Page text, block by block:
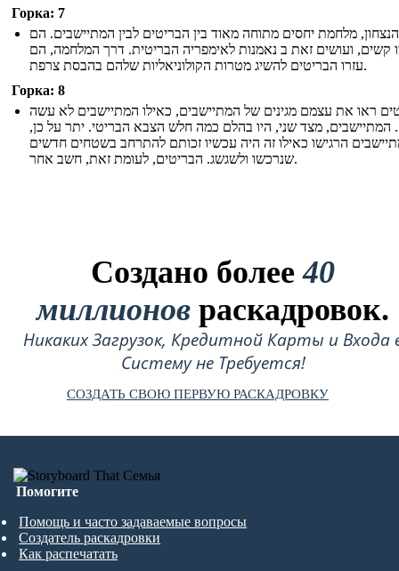
Горка: 7
מלחמת יחסים מתוחה מאוד בין הבריטים לבין המתיישבים. הם
קשים, ועושים זאת ב נאמנות לאימפריה הבריטית. דרך המלחמה, הם
עזרו הבריטים להשיג מטרות הקולוניאליות שלהם בהבסת צרפת.
Горка: 8
ראו את עצמם מגינים של המתיישבים, כאילו המתיישבים לא עשה
המתיישבים, מצד שני, היו בהלם כמה חלש הצבא הבריטי. יתר על כן,
הרגישו כאילו זה היה עכשיו זכותם להתרחב בשטחים חדשים
שנרכשו ולשגשג. הבריטים, לעומת זאת, חשב אחר.
Создано более40
миллионов раскадровок.
Никаких Загрузок, Кредитной Карты и Входа
Систему не Требуется!
СОЗДАТЬ СВОЮ ПЕРВУЮ РАСКАДРОВКУ
Помогите
Помощь и часто задаваемые вопросы
Создатель раскадровки
Как распечатать